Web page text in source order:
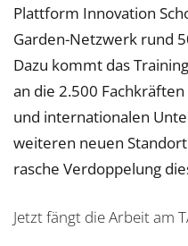
Plattform Innovation
Garden-Netzwerk rund
Dazu kommt das
an die 2.500
und internationalen
weiteren neuen
rasche Verdoppelung
Jetzt fängt die Arbeit am